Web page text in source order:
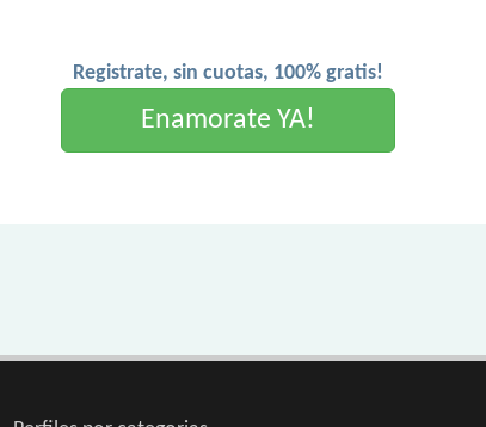
Registrate, sin cuotas, 100% gratis!
Enamorate YA!